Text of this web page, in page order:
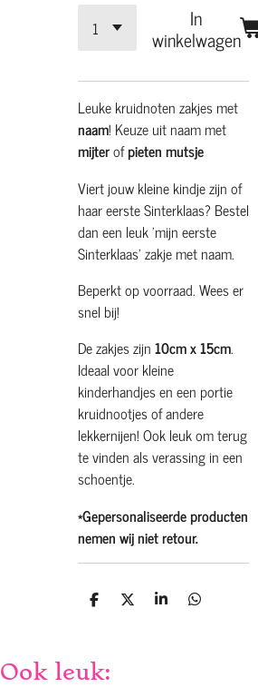
In
winkelwagen
Leuke kruidnoten zakjes met
naam! Keuze uit naam met
mijterofpieten mutsje
Viert jouw kleine kindje zijn of
haar eerste Sinterklaas? Bestel
dan een leuk 'mijn eerste
Sinterklaas' zakje met naam.
Beperkt op voorraad. Wees er
snel bij!
De zakjes zijn10cm x 15cm.
Ideaal voor kleine
kinderhandjes en een portie
kruidnootjes of andere
lekkernijen!Ook leuk om terug
te vinden als verassing in een
schoentje.
*Gepersonaliseerde producten
nemen wij niet retour.
D
n
D S D
Ook leuk: